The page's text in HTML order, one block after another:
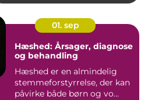
01. sep
Hæshed: Årsager, diagnose
og behandling
Hæshed er en almindelig
stemmeforstyrrelse, der kan
påvirke både børn og vo...